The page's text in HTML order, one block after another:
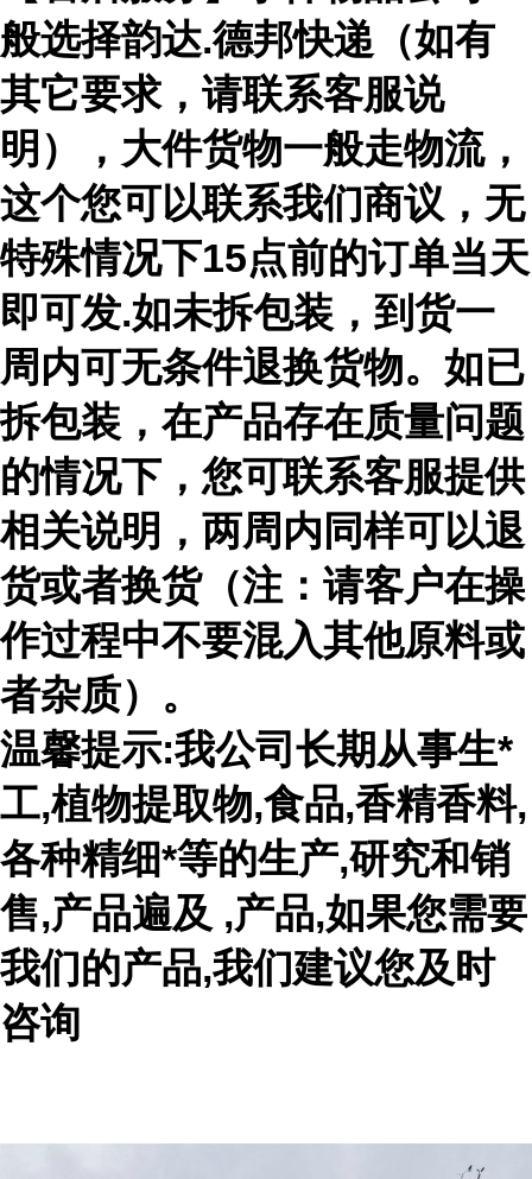
般选择韵达.德邦快递（如有
其它要求，请联系客服说
明），大件货物一般走物流，
这个您可以联系我们商议，无
特殊情况下15点前的订单当天
即可发.如未拆包装，到货一
周内可无条件退换货物。如已
拆包装，在产品存在质量问题
的情况下，您可联系客服提供
相关说明，两周内同样可以退
货或者换货（注：请客户在操
作过程中不要混入其他原料或
者杂质）。
温馨提示:我公司长期从事生*
工,植物提取物,食品,香精香料,
各种精细*等的生产,研究和销
售,产品遍及 ,产品,如果您需要
我们的产品,我们建议您及时
咨询